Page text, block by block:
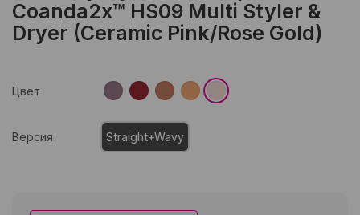
Coanda2x™ HS09 Multi Styler &
Dryer (Ceramic Pink/Rose Gold)
Цвет
Версия Straight+Wavy